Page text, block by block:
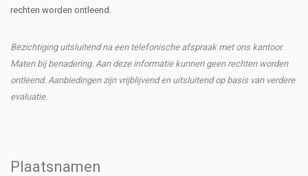
rechten worden ontleend.
Bezichtiging uitsluitend na een telefonische afspraak met ons kantoor.
Maten bij benadering. Aan deze informatie kunnen geen rechten worden
ontleend. Aanbiedingen zijn vrijblijvend en uitsluitend op basis van verdere
evaluatie.
Plaatsnamen